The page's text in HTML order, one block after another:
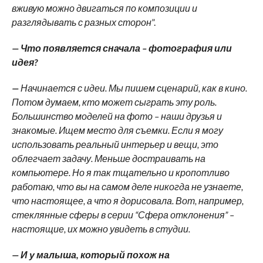
вживую можно двигаться по композиции и
разглядывать с разных сторон”.
— Что появляется сначала – фотография или
идея?
—Начинается с идеи. Мы пишем сценарий, как в кино.
Потом думаем, кто может сыграть эту роль.
Большинство моделей на фото – наши друзья и
знакомые. Ищем место для съемки. Если я могу
использовать реальный интерьер и вещи, это
облегчает задачу. Меньше достраивать на
компьютере. Но я так тщательно и кропотливо
работаю, что вы на самом деле никогда не узнаете,
что настоящее, а что я дорисовала. Вот, например,
стеклянные сферы в серии “Сфера отклонения” –
настоящие, их можно увидеть в студии.
— И у малыша, который похож на